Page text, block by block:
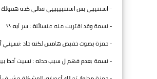
- استنييي بس استنيييييي تعالي كده
- نسمة وقد اقتربت منه متسائلة : سر أيه ؟؟
- حمزة بصوت خفيض هامس لكنه حاد :نسيتي
- نسمة بعدم فهم ل سبب حدته : نسيت أحط